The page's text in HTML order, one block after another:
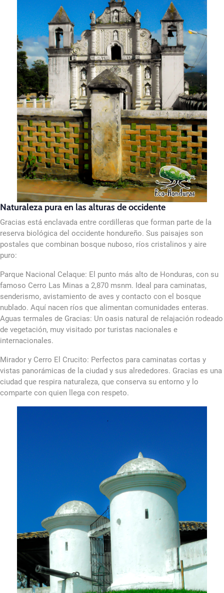
Naturaleza pura en las alturas de occidente
Gracias está enclavada entre cordilleras que forman parte de la
reserva biológica del occidente hondureño. Sus paisajes son
postales que combinan bosque nuboso, ríos cristalinos y aire
puro:
Parque Nacional Celaque: El punto más alto de Honduras, con su
famoso Cerro Las Minas a 2,870 msnm. Ideal para caminatas,
senderismo, avistamiento de aves y contacto con el bosque
nublado. Aquí nacen ríos que alimentan comunidades enteras.
Aguas termales de Gracias: Un oasis natural de relajación rodeado
de vegetación, muy visitado por turistas nacionales e
internacionales.
Mirador y Cerro El Crucito: Perfectos para caminatas cortas y
vistas panorámicas de la ciudad y sus alrededores. Gracias es una
ciudad que respira naturaleza, que conserva su entorno y lo
comparte con quien llega con respeto.